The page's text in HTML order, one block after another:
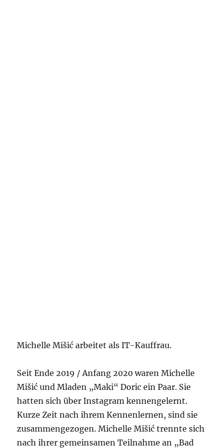
Michelle Mišić arbeitet als IT-Kauffrau.
Seit Ende 2019 / Anfang 2020 waren Michelle
Mišić und Mladen „Maki“ Doric ein Paar. Sie
hatten sich über Instagram kennengelernt.
Kurze Zeit nach ihrem Kennenlernen, sind sie
zusammengezogen. Michelle Mišić trennte sich
nach ihrer gemeinsamen Teilnahme an „Bad